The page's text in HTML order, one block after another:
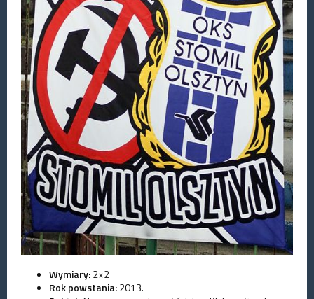
Wymiary:2×2
Rok powstania:2013.